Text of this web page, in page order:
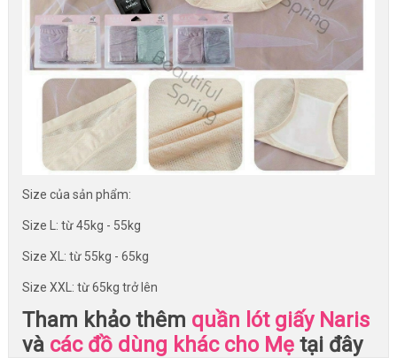
Size của sản phẩm:
Size L: từ 45kg - 55kg
Size XL: từ 55kg - 65kg
Size XXL: từ 65kg trở lên
Tham khảo thêm quần lót giấy Naris
và các đồ dùng khác cho Mẹtại đây